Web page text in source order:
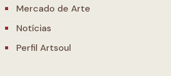
Mercado de Arte
Notícias
Perfil Artsoul